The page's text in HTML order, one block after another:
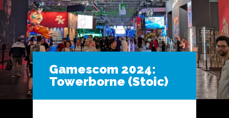
Gamescom 2024:
Towerborne (Stoic)